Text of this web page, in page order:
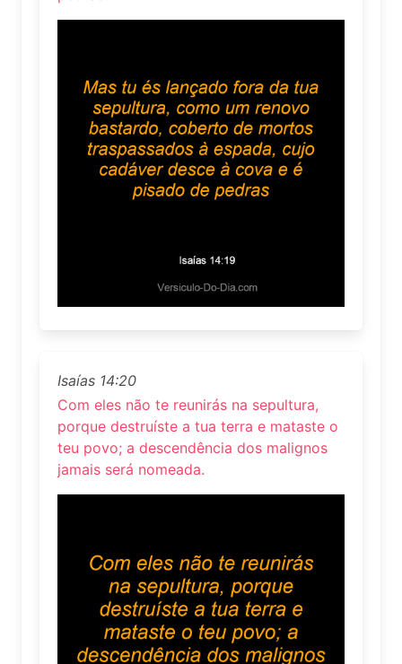
Isaías 14:20
Com eles não te reunirás na sepultura,
porque destruíste a tua terra e mataste o
teu povo; a descendência dos malignos
jamais será nomeada.